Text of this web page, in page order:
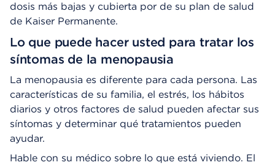
dosis más bajas y cubierta por de su plan de salud
de Kaiser Permanente.
Lo que puede hacer usted para tratar los
síntomas de la menopausia
La menopausia es diferente para cada persona. Las
características de su familia, el estrés, los hábitos
diarios y otros factores de salud pueden afectar sus
síntomas y determinar qué tratamientos pueden
ayudar.
Hable con su médico sobre lo que está viviendo. El